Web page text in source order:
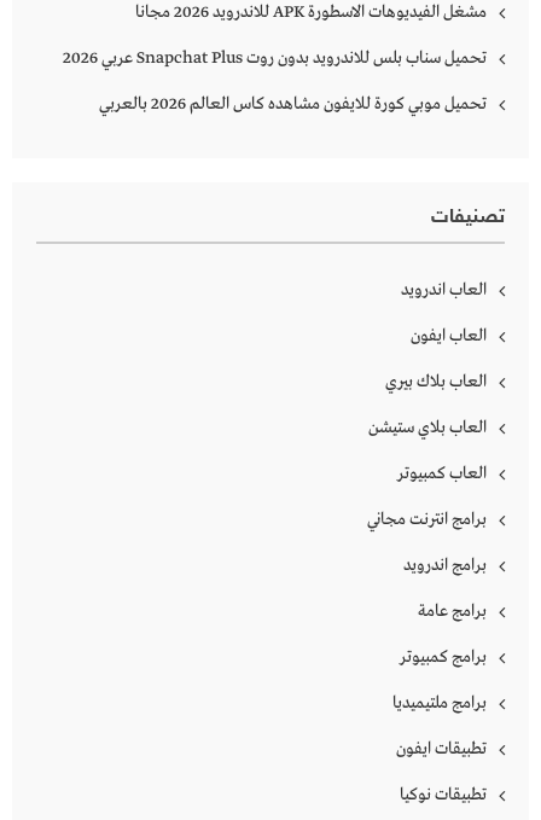
مشغل الفيديوهات الاسطورة APK للاندرويد 2026 مجانا
تحميل سناب بلس للاندرويد بدون روت Snapchat Plus‏ عربي 2026
تحميل موبي كورة للايفون مشاهده كاس العالم 2026 بالعربي
تصنيفات
العاب اندرويد
العاب ايفون
العاب بلاك بيري
العاب بلاي ستيشن
العاب كمبيوتر
برامج انترنت مجاني
برامج اندرويد
برامج عامة
برامج كمبيوتر
برامج ملتيميديا
تطبيقات ايفون
تطبيقات نوكيا